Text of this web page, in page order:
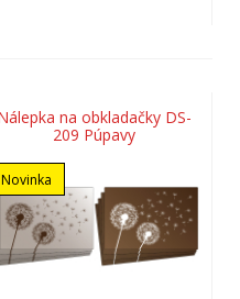
na obkladačky DS-
209 Púpavy
Novinka